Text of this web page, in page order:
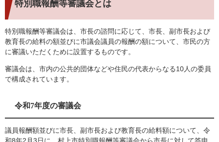
特別職報酬等審議会とは
特別職報酬等審議会は、市長の諮問に応じて、市長、副市長および
教育長の給料の額並びに市議会議員の報酬の額について、市民の方
に審議いただくために設置するものです。
審議会は、市内の公共的団体などや住民の代表からなる10人の委員
で構成されています。
令和7年度の審議会
議員報酬額並びに市長、副市長および教育長の給料額について、令